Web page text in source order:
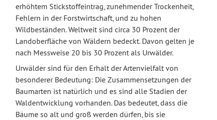
erhöhtem Stickstoffeintrag, zunehmender Trockenheit,
Fehlern in der Forstwirtschaft, und zu hohen
Wildbeständen. Weltweit sind circa 30 Prozent der
Landoberfläche von Wäldern bedeckt. Davon gelten je
nach Messweise 20 bis 30 Prozent als Urwälder.
Urwälder sind für den Erhalt der Artenvielfalt von
besonderer Bedeutung: Die Zusammensetzungen der
Baumarten ist natürlich und es sind alle Stadien der
Waldentwicklung vorhanden. Das bedeutet, dass die
Bäume so alt und groß werden dürfen, bis sie